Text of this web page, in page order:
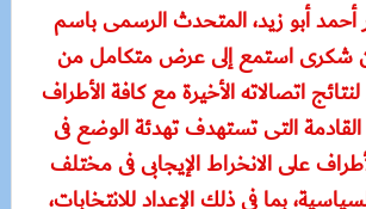
أبو زيد، المتحدث الرسمى باسم
أن شكرى استمع إلى عرض متكامل من
اتصالاته الأخيرة مع كافة الأطراف
القادمة التى تستهدف تهدئة الوضع فى
على الانخراط الإيجابى فى مختلف
بما فى ذلك الإعداد للانتخابات،